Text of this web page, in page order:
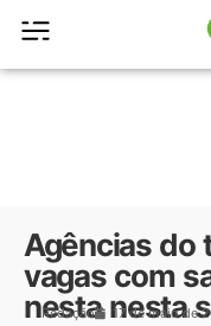
Agências do
vagas com
nesta nesta
Redação 17 de maio de